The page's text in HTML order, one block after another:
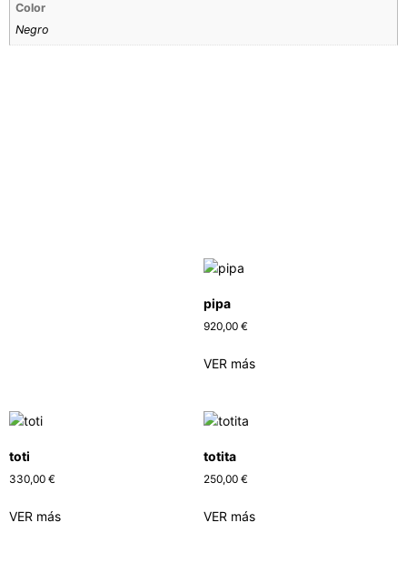
Color
Negro
pipa
920,00 €
VER más
toti
330,00 €
VER más
totita
250,00 €
VER más